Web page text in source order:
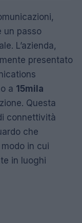
un passo
L’azienda,
presentato
a 15mila
Questa
connettività
che
in cui
in luoghi